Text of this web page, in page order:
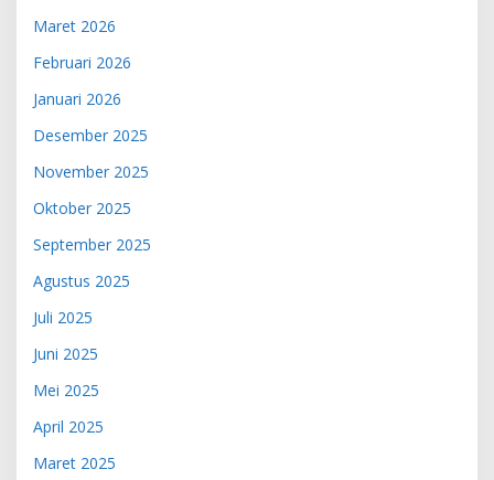
Maret 2026
Februari 2026
Januari 2026
Desember 2025
November 2025
Oktober 2025
September 2025
Agustus 2025
Juli 2025
Juni 2025
Mei 2025
April 2025
Maret 2025